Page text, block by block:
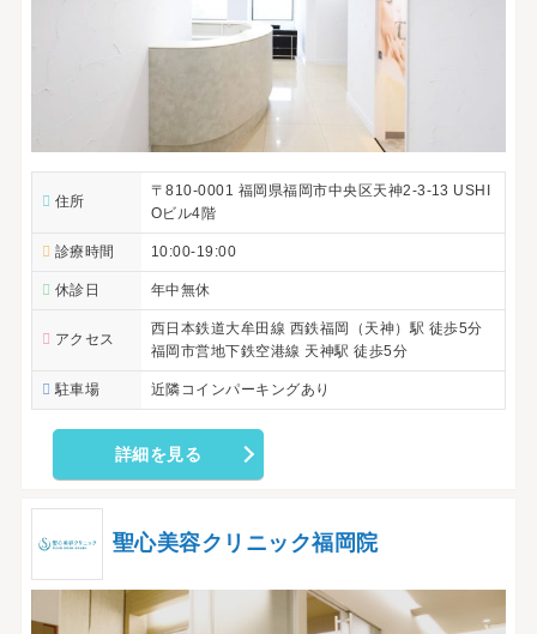
住所
〒810-0001 福岡県福岡市中央区天神2-3-13 USHI
Oビル4階
診療時間 10:00-19:00
休診日 年中無休
アクセス
西日本鉄道大牟田線 西鉄福岡（天神）駅 徒歩5分
福岡市営地下鉄空港線 天神駅 徒歩5分
駐車場 近隣コインパーキングあり
詳細を見る
聖心美容クリニック福岡院